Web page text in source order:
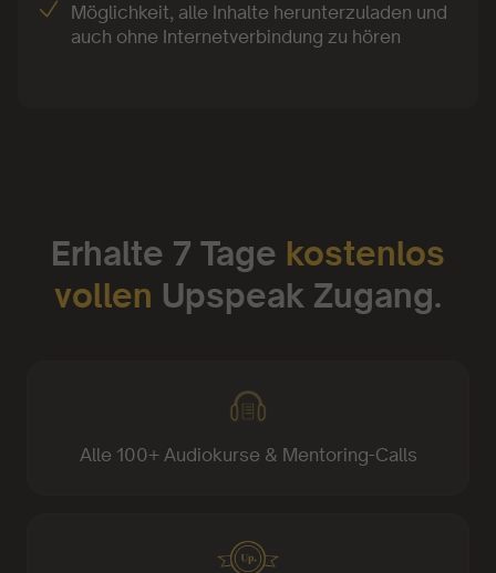
Möglichkeit, alle Inhalte herunterzuladen und
auch ohne Internetverbindung zu hören
Erhalte 7 Tage kostenlos
vollen Upspeak Zugang.
Alle 100+ Audiokurse & Mentoring-Calls